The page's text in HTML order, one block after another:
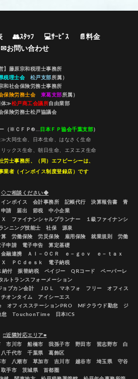
👥ｽﾀｯﾌ 💻ｻｰﾋﾞｽ
📄料金
✉お問い合わせ
】藤原宗和税理士事務所
税理士会 松戸支部所属）
和社会保険労務士事務所
保険労務士会 東葛支部所属）
体≫松戸商工会議所自由業部
保険労務士松戸協議会
（※ＣＦＰ®… 日本ＦＰ協会千葉支部）
大同生命、日本生命、はなさく生命
ックス生命、朝日生命、エヌエヌ生命
士事務所、（同）エフピーシーは、
業者（インボイス制度登録店）です
◇ご相談ください◆
ンボイス 会計事務所 記帳代行 決算報告書 青
請 届出 節税 中小企業
ァイナンシャルプランナー １級ファイナンシ
ンニング技能士 社保 源泉
算 労働保険 労災保険 雇用保険 就業規則 労働
申請 電子申告 算定基礎
融連携 ＡＩ－ＯＣＲ ｅ－ｇｏｖ ｅ－ｔａｘ
Ｘ ＰＣｄｅｓｋ 電子納税
納付 振替納税 ペイジー QRコード ペーパーレ
トランスフォーメーション
ブカン会計 ＪDＬ マネフォ フリー オフィス
オンタイム アイシーエス
オフィスステーションPRO MFクラウド勤怠 ジ
怠 TouchonTime 日本ICS
□近隣対応エリア■
市川市 船橋市 我孫子市 野田市 習志野市 白
千代市 千葉県 葛飾区
市 八潮市 草加市 吉川市 越谷市 埼玉県 守谷
手市 茨城県 首都圏